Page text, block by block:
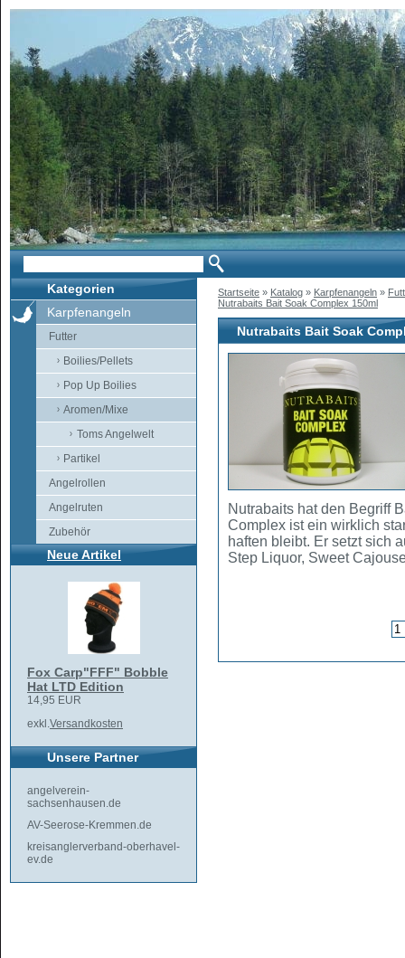
Kategorien
Karpfenangeln
Futter
Boilies/Pellets
Pop Up Boilies
Aromen/Mixe
Toms Angelwelt
Partikel
Angelrollen
Angelruten
Zubehör
Neue Artikel
Fox Carp"FFF" Bobble
Hat LTD Edition
14,95 EUR
exkl.Versandkosten
Unsere Partner
angelverein-
sachsenhausen.de
AV-Seerose-Kremmen.de
kreisanglerverband-oberhavel-
ev.de
Startseite » Katalog » Karpfenangeln »
Nutrabaits Bait Soak Complex 150ml
Nutrabaits Bait Soak
Nutrabaits hat den Begriff
Complex ist ein wirklich
haften bleibt. Er setzt sich
Step Liquor, Sweet